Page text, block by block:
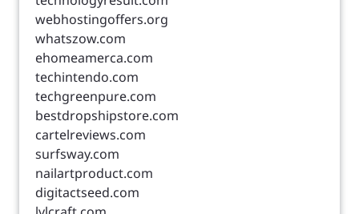
webhostingoffers.org
whatszow.com
ehomeamerca.com
techintendo.com
techgreenpure.com
bestdropshipstore.com
cartelreviews.com
surfsway.com
nailartproduct.com
digitactseed.com